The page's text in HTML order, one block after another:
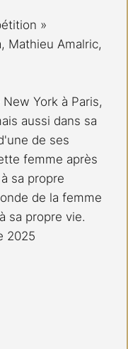
»
Mathieu Amalric,
York à Paris,
aussi dans sa
de ses
femme après
sa propre
de la femme
sa propre vie.
2025